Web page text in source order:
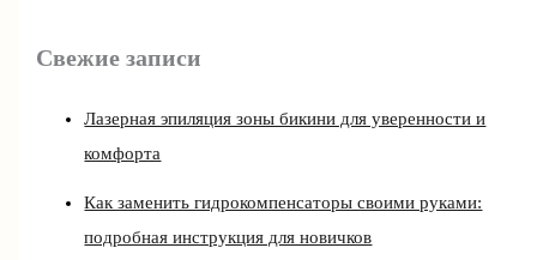
Свежие записи
Лазерная эпиляция зоны бикини для уверенности и
комфорта
Как заменить гидрокомпенсаторы своими руками:
подробная инструкция для новичков